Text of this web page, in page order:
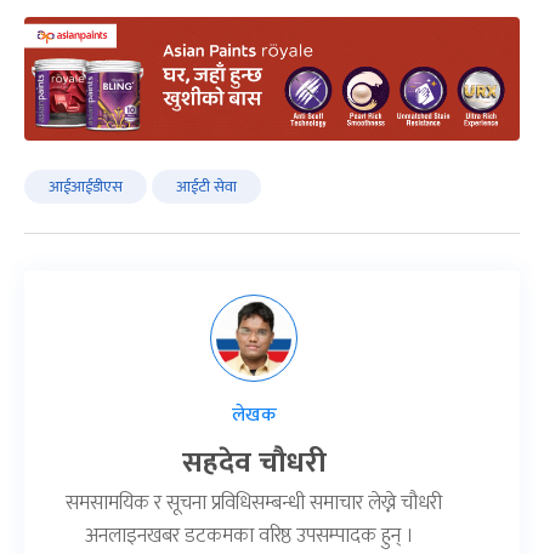
आईआईडीएस आईटी सेवा
लेखक
सहदेव चौधरी
समसामयिक र सूचना प्रविधिसम्बन्धी समाचार लेख्ने चौधरी
अनलाइनखबर डटकमका वरिष्ठ उपसम्पादक हुन् ।